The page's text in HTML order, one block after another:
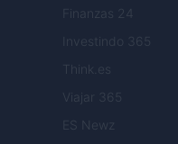
Finanzas 24
Investindo 365
Think.es
Viajar 365
ES Newz